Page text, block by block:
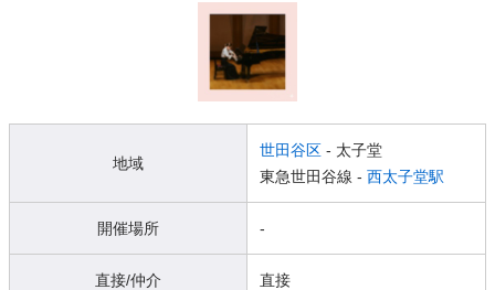
地域
世田谷区 - 太子堂
東急世田谷線 - 西太子堂駅
開催場所 -
直接/仲介 直接